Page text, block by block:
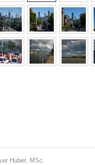
Huber, MSc.